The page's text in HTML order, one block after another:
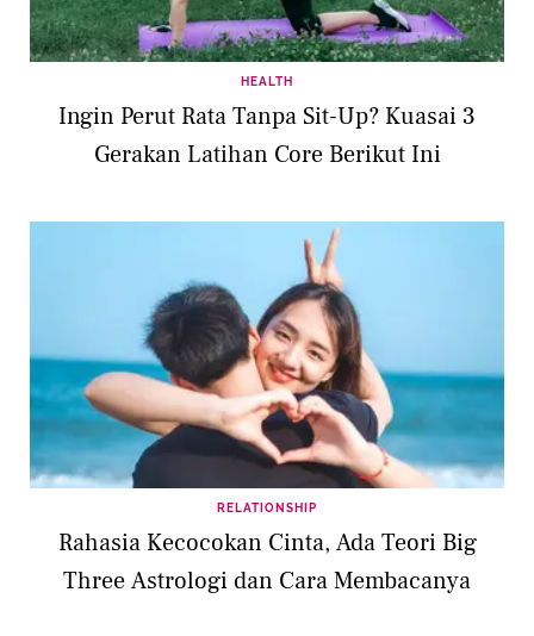
HEALTH
Ingin Perut Rata Tanpa Sit-Up? Kuasai 3
Gerakan Latihan Core Berikut Ini
RELATIONSHIP
Rahasia Kecocokan Cinta, Ada Teori Big
Three Astrologi dan Cara Membacanya